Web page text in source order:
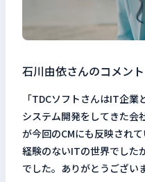
石川由依さんのコメント
「TDCソフトさんはIT企
システム開発をしてきた会
が今回のCMにも反映されて
経験のないITの世界でした
でした。ありがとうござい